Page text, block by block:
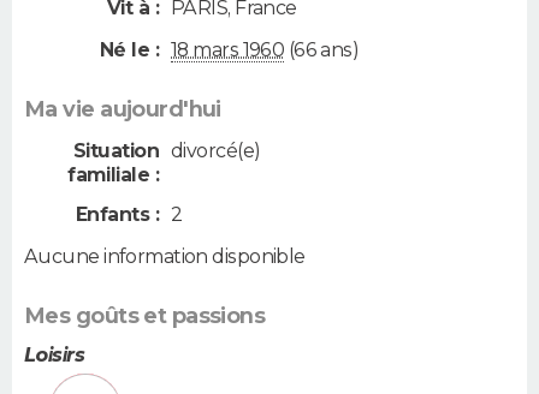
Vit à : PARIS, France
Né le : 18 mars 1960 (66 ans)
Ma vie aujourd'hui
Situation
familiale :
divorcé(e)
Enfants : 2
Aucune information disponible
Mes goûts et passions
Loisirs